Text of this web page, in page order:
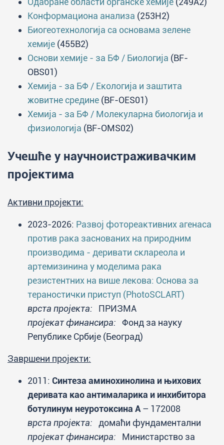
Конформациона анализа (253H2)
Биогеотехнологија са основама зелене
хемије (455B2)
Основи хемије - за БФ / Биологија (BF-
OBS01)
Хемија - за БФ / Екологија и заштита
жовитне средине (BF-OES01)
Хемија - за БФ / Молекуларна биологија и
физиологија (BF-OMS02)
Учешће у научноистраживачким
пројектима
Активни пројекти:
2023-2026: Развој фотореактивних агенаса
против рака заснованих на природним
производима - деривати склареола и
артемизинина у моделима рака
резистентних на више лекова: Основа за
тераностички приступ (PhotoSCLART)
врста пројекта: ПРИЗМА
пројекат финансира: Фонд за науку
Републике Србије (Београд)
Завршени пројекти:
2011: Синтеза аминохинолина и њихових
деривата као антималарика и инхибитора
ботулинум неуротоксина А – 172008
врста пројекта: домаћи фундаментални
пројекат финансира: Министарство за